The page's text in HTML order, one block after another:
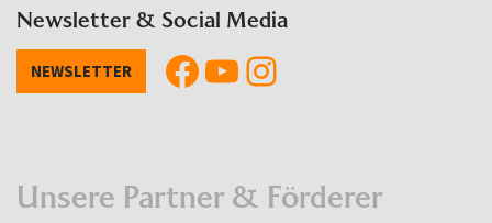
Newsletter & Social Media
NEWSLETTER
Unsere Partner & Förderer